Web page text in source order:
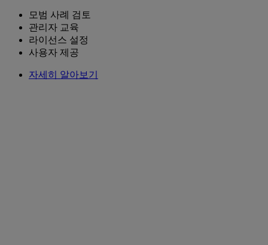
모범 사례 검토
관리자 교육
라이선스 설정
사용자 제공
자세히 알아보기